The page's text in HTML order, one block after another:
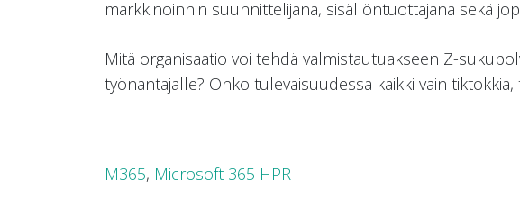
markkinoinnin suunnittelijana, sisällöntuottajana sekä
Mitä organisaatio voi tehdä valmistautuakseen Z-
työnantajalle? Onko tulevaisuudessa kaikki vain
M365, Microsoft 365 HPR